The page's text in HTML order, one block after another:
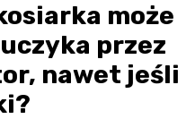
może
przez
nawet jeśli